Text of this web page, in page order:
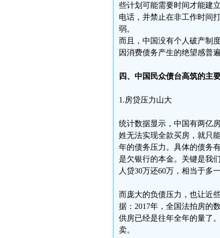
些计划可能需要时间才能建
电话，并禁止在非工作时间
弱。
而且，中国没有个人破产制
因消费债务产生的绝望感普
四、中国民众债台高筑的主
1.房贷压力山大
统计数据显示，中国有两亿
姓无法实现全款买房，就只
年的债务压力。具体的债务
是欠银行的本金。关键是我
人贷30万还60万，相当于多
而庞大的负债压力，也让近
据：2017年，全国法拍房的
供房已经是往年全年的量了
卖。